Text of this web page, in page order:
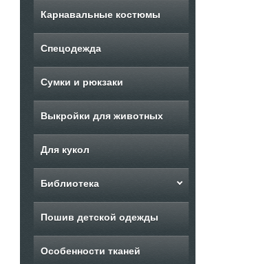
Карнавальные костюмы
Спецодежда
Сумки и рюкзаки
Выкройки для животных
Для кукол
Библиотека
Пошив детской одежды
Особенности тканей